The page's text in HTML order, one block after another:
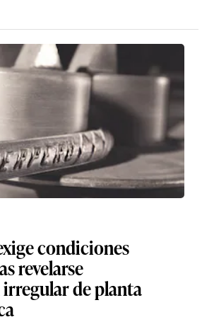
condiciones
revelarse
de planta